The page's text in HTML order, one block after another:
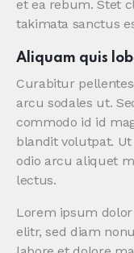
et ea rebum. Stet
takimata sanctus
Aliquam quis
Curabitur
arcu sodales ut.
commodo id id
blandit volutpat.
odio arcu aliquet
lectus.
Lorem ipsum
elitr, sed diam